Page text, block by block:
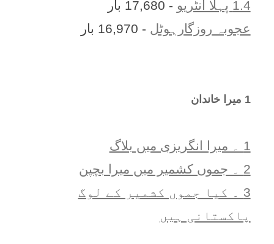
1.4 پہلا انٹریو
- 17,680 بار
عجوبہ روزگارہوٹل - 16,970 بار
1 ميرا خاندان
1 ۔ ميرا انگريزی ميں بلاگ
2 ۔ جموں کشمیر میں میرا بچپن
3 ۔ کیا جموں کشمیر کے لوگ
پاکستانی ہیں